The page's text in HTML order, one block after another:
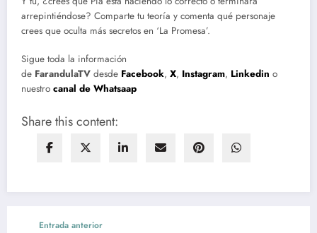
arrepintiéndose? Comparte tu teoría y comenta qué personaje
crees que oculta más secretos en ‘La Promesa’.
Sigue toda la información
de FarandulaTV desde Facebook, X, Instagram, Linkedin o
nuestro canal de Whatsaap
Share this content:
Entrada anterior